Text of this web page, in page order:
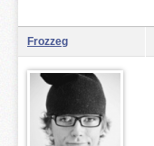
Frozzeg